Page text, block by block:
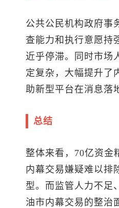
公共公民机构政府事
查能力和执行意愿持
近乎停滞。同时市场
定复杂，大幅提升了
助新型平台在消息落
总结
整体来看，70亿资金
内幕交易嫌疑难以排
型。而监管人力不足
油市内幕交易的整治